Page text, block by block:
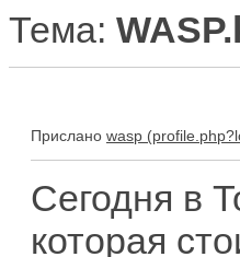
Тема:
Прислано wasp
Сегодня в
которая